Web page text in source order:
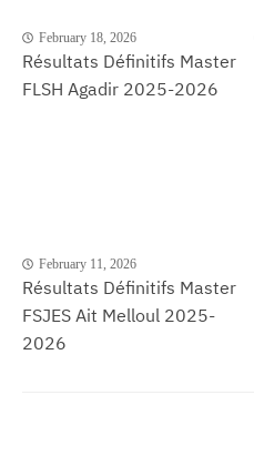
February 18, 2026
Résultats Définitifs Master
FLSH Agadir 2025-2026
February 11, 2026
Résultats Définitifs Master
FSJES Ait Melloul 2025-
2026